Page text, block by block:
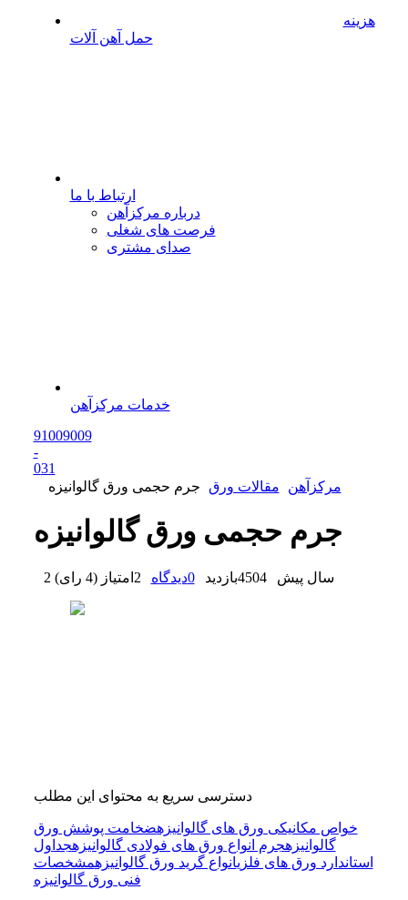
هزینه
حمل آهن آلات
ارتباط با ما
درباره مرکزآهن
فرصت های شغلی
صدای مشتری
خدمات مرکزآهن
91009009
-
031
مرکزآهن
مقالات ورق جرم حجمی ورق گالوانیزه
جرم حجمی ورق گالوانیزه
2 سال پیش 4504بازدید 0دیدگاه 2 امتیاز (4 رای )
دسترسی سریع به محتوای این مطلب
خواص مکانیکی ورق های گالوانیزهضخامت پوشش ورق
گالوانیزهجرم انواع ورق های فولادی گالوانیزهجداول
استاندارد ورق های فلزیانواع گرید ورق گالوانیزهمشخصات
فنی ورق گالوانیزه